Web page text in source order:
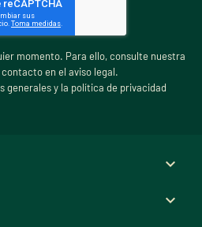
momento. Para ello, consulte nuestra
en el aviso legal.
generales y la política de privacidad

